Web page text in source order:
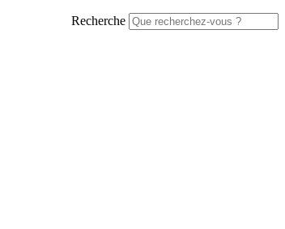
Recherche